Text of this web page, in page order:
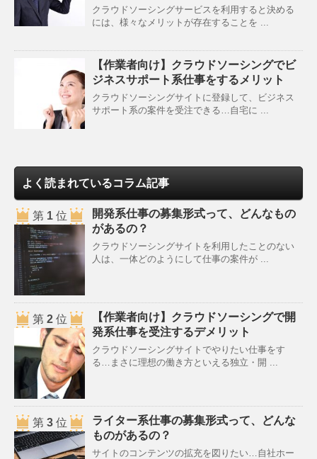
クラウドソーシングサービスを利用すると決める
には、様々なメリットが存在することを ...
【作業者向け】クラウドソーシングでビ
ジネスサポート系仕事をするメリット
クラウドソーシングサイトに登録して、ビジネス
サポート系の案件を受注できる…自宅に ...
よく読まれているコラム記事
第 1位
開発系仕事の募集形式って、どんなもの
があるの？
クラウドソーシングサイトを利用したことのない
人は、一体どのようにして仕事の案件が ...
第 2位
【作業者向け】クラウドソーシングで開
発系仕事を受注するデメリット
クラウドソーシングサイトでやりたい仕事をす
る…まさに理想の働き方といえる独立・開 ...
第 3位
ライター系仕事の募集形式って、どんな
ものがあるの？
サイトのコンテンツの拡充を図りたい…自社ホー